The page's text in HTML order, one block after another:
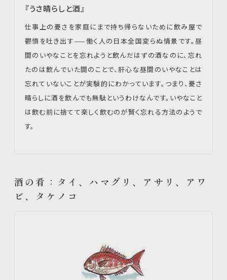
『うさ晴らしと酒』
仕事上の憂さを家庭にまで持ち帰らないために飲み屋で
鬱憤を吐き出す——働く人の日本全国変らぬ情景です。昼
間のいやなことを忘れようと飲んだはずの酒なのに、忘れ
たのは飲んでいた間のことで、肝心な昼間のいやなことは
忘れていないことが実験的にわかっています。つまり、憂さ
晴らしに酒を飲んでも無駄というわけなんです。いやなこと
は飲む前に捨てて楽しく飲むのが賢く忘れる方法のようで
す。
酒の肴：タイ、ハマグリ、アサリ、アワ
ビ、タケノコ